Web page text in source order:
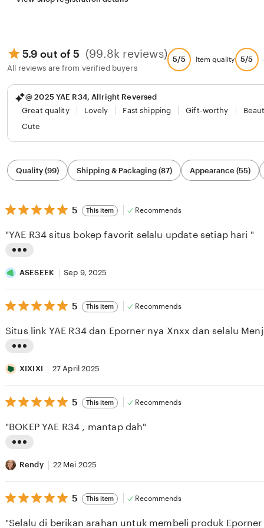
5.9 out of 5 (99.8k reviews)
All reviews are from verified buyers
5/5 Item quality 5/5
@ 2025 YAE R34, Allright Reversed
Great quality
Lovely Fast shipping Gift-worthy
Cute
Filter
by
category
Quality (99) Shipping & Packaging (87) Appearance (55)
5
out
stars
5 This item Recommends
i
s
t
n
r
e
v
e
b
y
A
"YAE R34 situs bokep favorit selalu update setiap hari "
ASESEEK Sep 9, 2025
5
out
5
stars
5 This item Recommends
i
s
t
n
r
e
v
Situs link YAE R34 dan Eporner nya Xnxx dan selalu
XIXIXI 27 April 2025
5
out
5
stars
5 This item Recommends
i
s
t
"BOKEP YAE R34 , mantap dah"
Rendy 22 Mei 2025
5
out
5 This item Recommends
"Selalu di berikan arahan untuk membeli produk Eporner